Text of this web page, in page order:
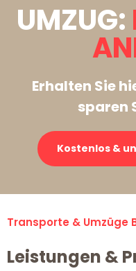
UMZUG:
Erhalten Sie
sparen
Kostenlos &
Transporte & Umzüge
Leistungen &